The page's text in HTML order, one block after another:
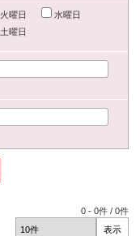
火曜日
水曜日
土曜日
0 -0件 /0件